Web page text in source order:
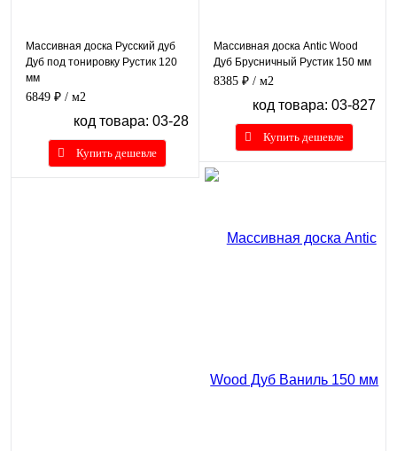
Массивная доска Русский дуб
Дуб под тонировку Рустик 120
мм
6849 ₽ / м2
код товара: 03-28
Купить дешевле
Массивная доска Antic Wood
Дуб Брусничный Рустик 150 мм
8385 ₽ / м2
код товара: 03-827
Купить дешевле